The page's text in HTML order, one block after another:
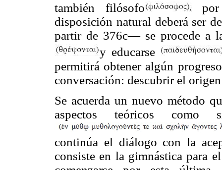
también filósofo
por
disposición natural deberá ser
partir de 376c— se procede a
y educarse
permitirá obtener algún
conversación: descubrir el
Se acuerda un nuevo método
aspectos teóricos como
continúa el diálogo con la
consiste en la gimnástica para